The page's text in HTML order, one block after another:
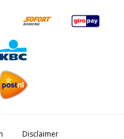
Disclaimer